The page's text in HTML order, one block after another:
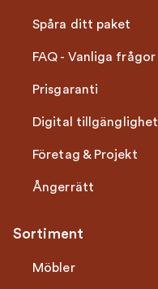
Spåra ditt paket
FAQ - Vanliga frågor
Prisgaranti
Digital tillgänglighet
Företag & Projekt
Ångerrätt
Sortiment
Möbler